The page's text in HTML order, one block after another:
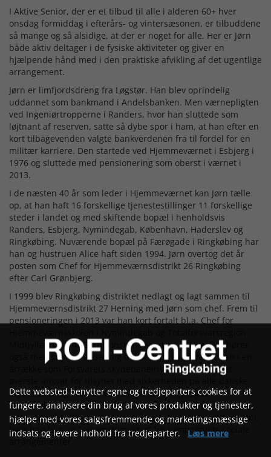
I Aktive Senior, der er et tilbud til alle i alderen 60+ hver
onsdag formiddag i efterårs- og vintersæsonen, er tilbuddene
så mange og så alsidige, at der er noget for alle. Her er Jørn
både aktiv deltager i de fysiske aktiviteter og giver en
hjælpende hånd med i den praktiske afvikling af det ugentlige
arrangement.
Jørn er limfjordsdreng fra Løgstør. Han blev oprindelig
uddannet som bankmand i Andelsbanken. Men værnepligten
ved Ingeniørtropperne i Randers, hvor han sluttede som
løjtnant af reserven, satte så dybe spor i ham, at han efter en
kort tilbagevenden valgte bankverdenen fra til fordel for en
militær karriere. Den startede ved Hjemmeværnet i Esbjerg i
1976 og sluttede med pensionering som oberst i værnet i
2013.
I de næsten 40 år som leder i Hjemmeværnet kan Jørn tælle
op, at han haft 16 forskellige tjenestestillinger 11 forskellige
steder i landet og med skiftende bopæl i henholdsvis
Randers, Esbjerg, Nymindegab, København, Haderslev og
Ringkøbing. Nuværende bopæl på Færøgade i Ringkøbing har
han og hustruen Alice haft siden 1994. Jørn overtog det år
posten som Chef for Hjemmeværnsdistrikt 26 Ringkøbing
efter Carl Grønbjerg.
I 1999 blev Ringkøbing distriktet nedlagt og lagt sammen til
Hjemmeværnsdistrikt 27 Herning med Jørn som chef. Frem til
pensioneringen i 2013 var han kort fortalt bl.a. Chef for
Midtjylland, samt Garnisonskommandant i Skive. Det hører
også med som en væsentlig del af hans karriere, at han i en
årrække som Forsvarets skydebaneinspektør havde det
skydebaner og - terræner, herunder i øvrigt også
skydekælderen under ROFI-Centret. I dag er Jørn som
pensionist frivillig menig i det lokale hjemmeværnskompagni,
hvor han bl.a. er ”ceremonimester” for kompagniets sociale
arrangementer.
Dette websted benytter egne og tredjeparters cookies for at
fungere, analysere din brug af vores produkter og tjenester,
hjælpe med vores salgsfremmende og marketingsmæssige
indsats og levere indhold fra tredjeparter. Læs mere